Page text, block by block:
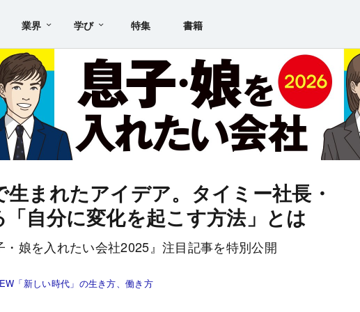
業界 学び 特集 書籍
まれたアイデア。タイミー社長・
自分に変化を起こす方法」とは
娘を入れたい会社2025』注目記事を特別公開
「新しい時代」の生き方、働き方